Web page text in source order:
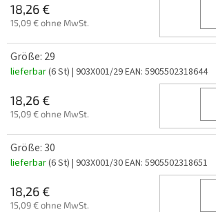
18,26 €
15,09 € ohne MwSt.
Größe: 29
lieferbar(6 St) | 903X001/29EAN: 5905502318644
18,26 €
15,09 € ohne MwSt.
Größe: 30
lieferbar(6 St) | 903X001/30EAN: 5905502318651
18,26 €
15,09 € ohne MwSt.